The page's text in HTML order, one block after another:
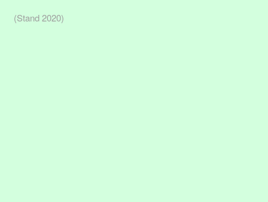
(Stand 2020)